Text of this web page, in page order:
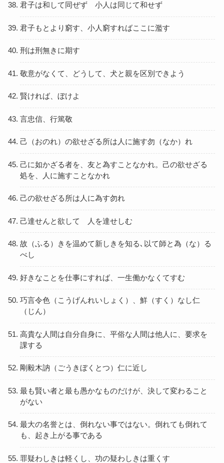
君子は和して同ぜず 小人は同じて和せず
君子もとより窮す、小人窮すればここに濫す
刑は刑無きに期す
敬意がなくて、どうして、犬と親を区別できよう
賢ければ、ぼけよ
言忠信、行篤敬
己（おのれ）の欲せざる所は人に施す勿（なか）れ
己に如かざる者を、友と為すことなかれ。己の欲せざる
処を、人に施すことなかれ
己の欲せざる所は人に為す勿れ
己達せんと欲して 人を達せしむ
故（ふる）きを温めて新しきを知る､以て師と為（な）る
べし
好きなことを仕事にすれば、一生働かなくてすむ
巧言令色（こうげんれいしょく）、鮮（すく）なし仁
（じん）
高貴な人間は自分自身に、平俗な人間は他人に、要求を
課する
剛毅木訥（ごうきぼくとつ）仁に近し
最も賢い者と最も愚かなものだけが、決して変わること
がない
最大の名誉とは、倒れない事ではない。倒れても倒れて
も、起き上がる事である
罪疑わしきは軽くし、功の疑わしきは重くす